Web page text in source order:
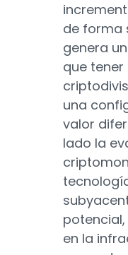
de forma
genera
que
una
valor
lado la
en la